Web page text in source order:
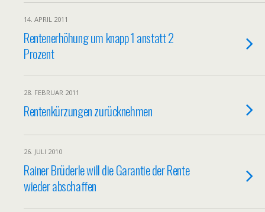
14. APRIL 2011
Rentenerhöhung um knapp 1 anstatt 2
Prozent
28. FEBRUAR 2011
Rentenkürzungen zurücknehmen
26. JULI 2010
Rainer Brüderle will die Garantie der Rente
wieder abschaffen